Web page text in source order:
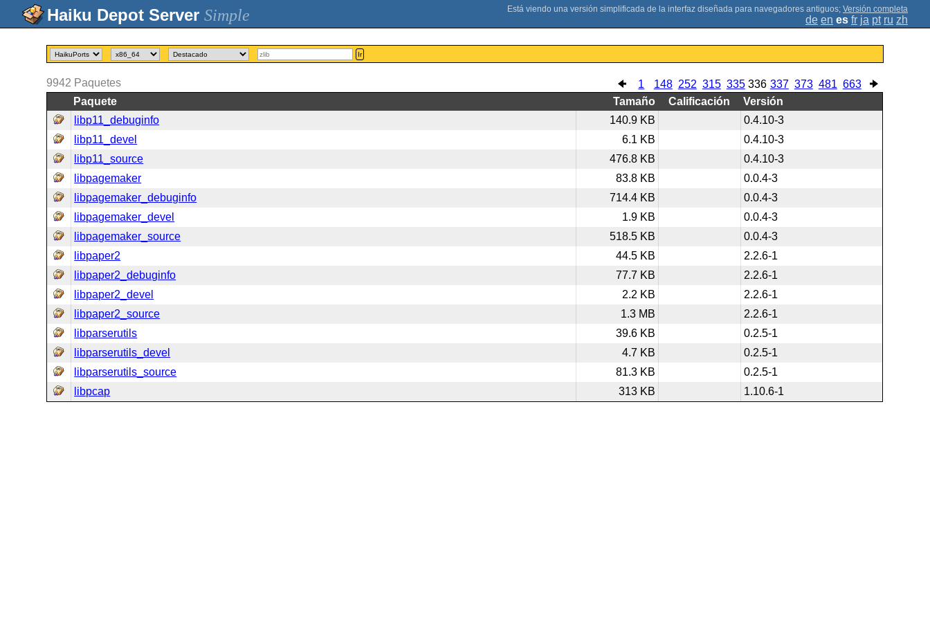
Simple ; Versión completa
de en es fr ja pt ru zh
Ir
1 148 252 315 335 336 337 373 481 663
9942 Paquetes
Paquete
Tamaño Calificación
Versión
libp11_debuginfo
140.9 KB
0.4.10-3
libp11_devel
6.1 KB
0.4.10-3
libp11_source
476.8 KB
0.4.10-3
libpagemaker
83.8 KB
0.0.4-3
libpagemaker_debuginfo
714.4 KB
0.0.4-3
libpagemaker_devel
1.9 KB
0.0.4-3
libpagemaker_source
518.5 KB
0.0.4-3
libpaper2
44.5 KB
2.2.6-1
libpaper2_debuginfo
77.7 KB
2.2.6-1
libpaper2_devel
2.2 KB
2.2.6-1
libpaper2_source
1.3 MB
2.2.6-1
libparserutils
39.6 KB
0.2.5-1
libparserutils_devel
4.7 KB
0.2.5-1
libparserutils_source
81.3 KB
0.2.5-1
libpcap
313 KB 1.10.6-1